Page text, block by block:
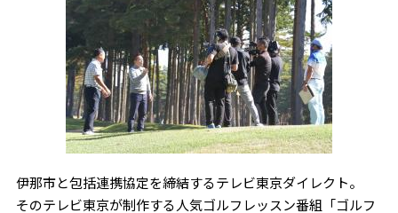
伊那市と包括連携協定を締結するテレビ東京ダイレクト。
そのテレビ東京が制作する人気ゴルフレッスン番組「ゴルフ